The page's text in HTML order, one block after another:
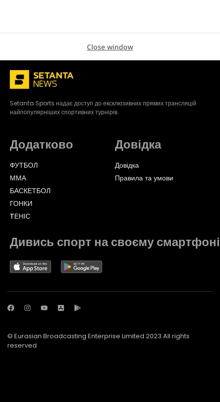
Close window
Setanta Sports надає доступ до ексклюзивних прямих трансляцій
найпопулярніших спортивних турнірів.
Додатково
ФУТБОЛ
ММА
БАСКЕТБОЛ
ГОНКИ
TЕНІС
Довідка
Довідка
Правила та умови
Дивись спорт на своєму смартфоні
© Eurasian Broadcasting Enterprise Limited 2023 All rights
reserved